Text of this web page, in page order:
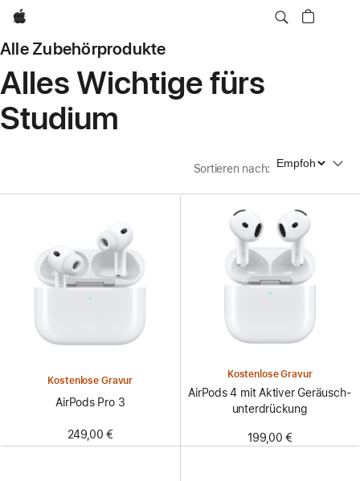
Apple
Alle Zubehörprodukte
Alles Wichtige fürs
Studium
Sortieren nach: Sortieren nach
Kostenlose Gravur
AirPods Pro 3
249,00 €
Kostenlose Gravur
AirPods 4 mit Aktiver Geräusch­
unter­drückung
199,00 €